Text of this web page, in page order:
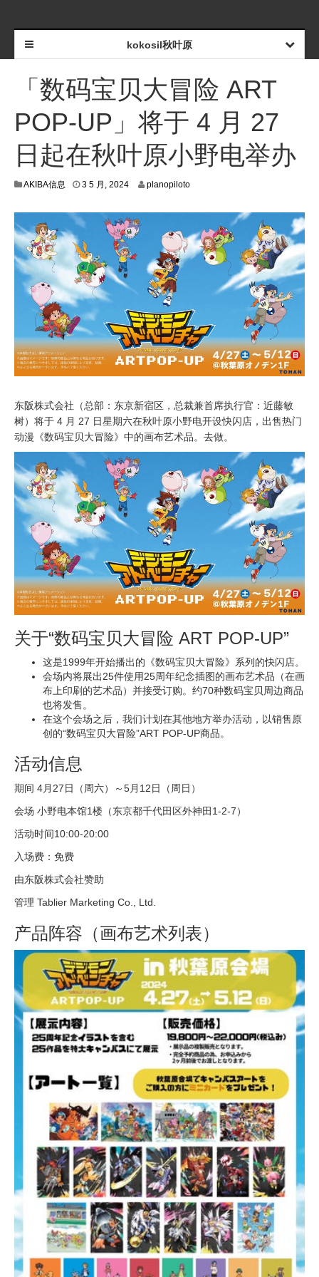
kokosil秋叶原
「数码宝贝大冒险 ART
POP-UP」将于 4 月 27
日起在秋叶原小野电举办
AKIBA信息 3 5 月, 20246
,
2
0
2
planopiloto
东阪株式会社（总部：东京新宿区，总裁兼首席执行官：近藤敏
树）将于 4 月 27 日星期六在秋叶原小野电开设快闪店，出售热门
动漫《数码宝贝大冒险》中的画布艺术品。去做。
关于“数码宝贝大冒险 ART POP-UP”
这是1999年开始播出的《数码宝贝大冒险》系列的快闪店。
会场内将展出25件使用25周年纪念插图的画布艺术品（在画
布上印刷的艺术品）并接受订购。约70种数码宝贝周边商品
也将发售。
在这个会场之后，我们计划在其他地方举办活动，以销售原
创的“数码宝贝大冒险”ART POP-UP商品。
活动信息
期间 4月27日（周六）～5月12日（周日）
会场 小野电本馆1楼（东京都千代田区外神田1-2-7）
活动时间10:00-20:00
入场费：免费
由东阪株式会社赞助
管理 Tablier Marketing Co., Ltd.
产品阵容（画布艺术列表）